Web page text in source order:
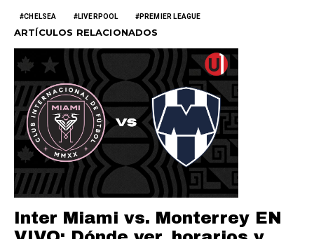
CHELSEA LIVERPOOL PREMIER LEAGUE
ARTÍCULOS RELACIONADOS
Inter Miami vs. Monterrey EN